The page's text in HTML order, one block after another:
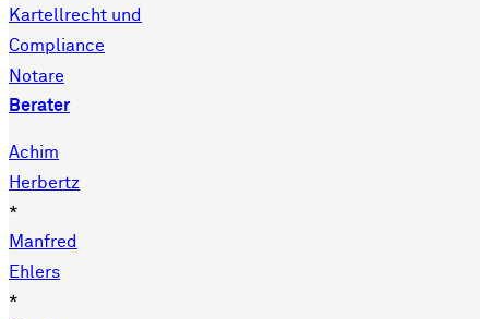
Kartellrecht und
Compliance
Notare
Berater
Achim
Herbertz
*
Manfred
Ehlers
*